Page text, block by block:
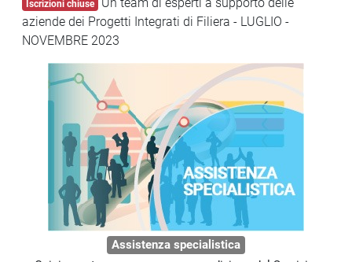
Iscrizioni chiuse
aziende dei Progetti Integrati di Filiera - LUGLIO -
NOVEMBRE 2023
Assistenza specialistica